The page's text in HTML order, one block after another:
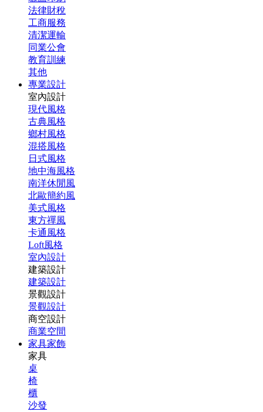
法律財稅
工商服務
清潔運輸
同業公會
教育訓練
其他
專業設計
室內設計
現代風格
古典風格
鄉村風格
混搭風格
日式風格
地中海風格
南洋休閒風
北歐簡約風
美式風格
東方禪風
卡通風格
Loft風格
室內設計
建築設計
建築設計
景觀設計
景觀設計
商空設計
商業空間
家具家飾
家具
桌
椅
櫃
沙發